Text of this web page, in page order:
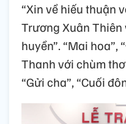
“Xin về hiếu thuận
Trương Xuân
huyền”. “Mai hoa”,
Thanh với chùm
“Gửi cha”, “Cuối